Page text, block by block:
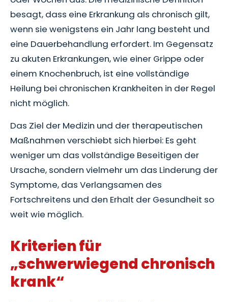
besagt, dass eine Erkrankung als chronisch gilt,
wenn sie wenigstens ein Jahr lang besteht und
eine Dauerbehandlung erfordert. Im Gegensatz
zu akuten Erkrankungen, wie einer Grippe oder
einem Knochenbruch, ist eine vollständige
Heilung bei chronischen Krankheiten in der Regel
nicht möglich.
Das Ziel der Medizin und der therapeutischen
Maßnahmen verschiebt sich hierbei: Es geht
weniger um das vollständige Beseitigen der
Ursache, sondern vielmehr um das Linderung der
Symptome, das Verlangsamen des
Fortschreitens und den Erhalt der Gesundheit so
weit wie möglich.
Kriterien für
„schwerwiegend chronisch
krank“